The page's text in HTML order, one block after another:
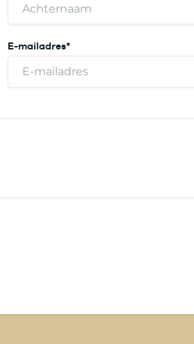
E-mailadres*